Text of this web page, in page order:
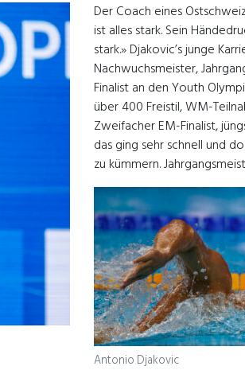
Der Coach eines
ist alles stark. Sein
stark.» Djakovic’s junge
Nachwuchsmeister,
Finalist an den Youth
über 400 Freistil, WM-
Zweifacher EM-Finalist,
das ging sehr schnell und
zu kümmern.
Antonio Djakovic